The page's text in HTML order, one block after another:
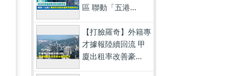
區 聯動「五港...
【打臉羅奇】外籍專
才據報陸續回流 甲
廈出租率改善豪...